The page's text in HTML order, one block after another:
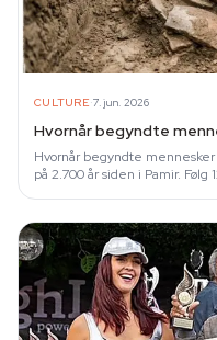
CULTURE·7. jun. 2026
Hvornår begyndte
Hvornår begyndte
på 2.700 år siden i Pamir.